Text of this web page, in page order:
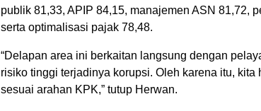
publik 81,33, APIP 84,15, manajemen ASN 81,72,
serta optimalisasi pajak 78,48.
“Delapan area ini berkaitan langsung dengan
risiko tinggi terjadinya korupsi. Oleh karena itu, kita
sesuai arahan KPK,” tutup Herwan.